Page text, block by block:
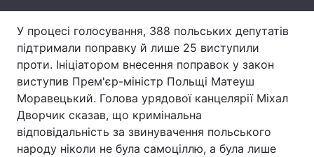
У процесі голосування, 388 польських депутатів
підтримали поправку й лише 25 виступили
проти. Ініціатором внесення поправок у закон
виступив Прем'єр-міністр Польщі Матеуш
Моравецький. Голова урядової канцелярії Міхал
Дворчик сказав, що кримінальна
відповідальність за звинувачення польського
народу ніколи не була самоціллю, а була лише